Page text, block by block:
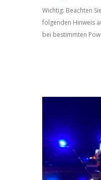
Wichtig: Beachten
folgenden Hinweis
bei bestimmten